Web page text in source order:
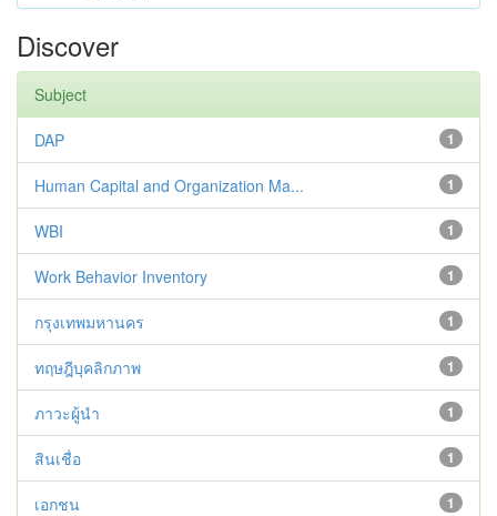
Discover
Subject
1
DAP
1
Human Capital and Organization Ma...
1
WBI
1
Work Behavior Inventory
1
กรุงเทพมหานคร
1
ทฤษฎีบุคลิกภาพ
1
ภาวะผู้นำ
1
สินเชื่อ
1
เอกชน